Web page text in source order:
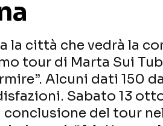
la città che vedrà la
tour di Marta Sui
Alcuni dati 150
Sabato 13
conclusione del tour